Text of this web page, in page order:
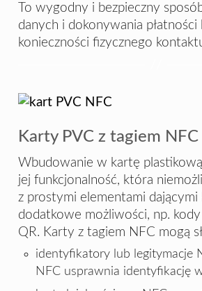
To wygodny i bezpieczny
danych i dokonywania płatności
konieczności fizycznego
Karty PVC z tagiem NFC
Wbudowanie w kartę
jej funkcjonalność, która
z prostymi elementami dającymi
dodatkowe możliwości, np.
QR. Karty z tagiem NFC mogą
identyfikatory lub legitymacje
NFC usprawnia identyfikację